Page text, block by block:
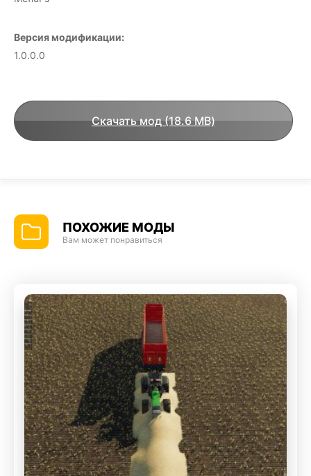
Версия модификации:
1.0.0.0
Скачать мод (18.6 MB)
ПОХОЖИЕ МОДЫ
Вам может понравиться